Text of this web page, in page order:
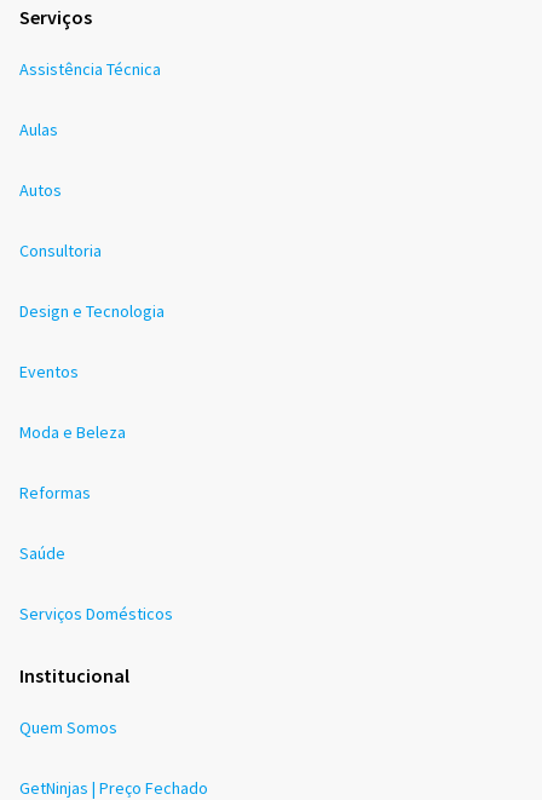
Serviços
Assistência Técnica
Aulas
Autos
Consultoria
Design e Tecnologia
Eventos
Moda e Beleza
Reformas
Saúde
Serviços Domésticos
Institucional
Quem Somos
GetNinjas | Preço Fechado